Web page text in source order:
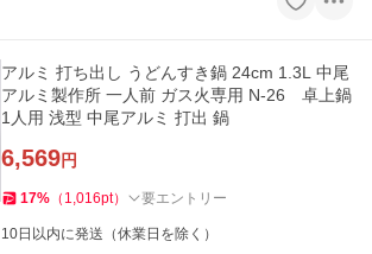
アルミ 打ち出し うどんすき鍋 24cm 1.3L 中尾
アルミ製作所 一人前 ガス火専用 N-26 卓上鍋
1人用 浅型 中尾アルミ 打出 鍋
6,569円
17% （ 1,016pt） 要エントリー
10日以内に発送（休業日を除く）